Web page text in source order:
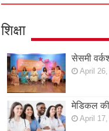
शिक्षा
सेसमी
April
मेडिकल की
April